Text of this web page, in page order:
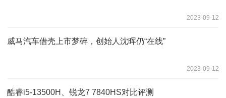
2023-09-12
威马汽车借壳上市梦碎，创始人沈晖仍“在线”
2023-09-12
酷睿i5-13500H、锐龙7 7840HS对比评测